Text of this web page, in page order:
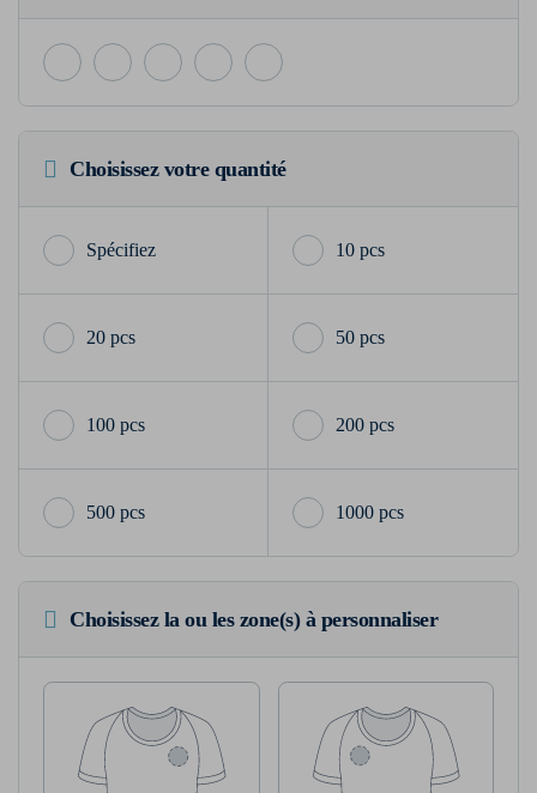
Choisissez votre quantité
10 pcs
20 pcs 50 pcs
100 pcs 200 pcs
500 pcs 1000 pcs
Choisissez la ou les zone(s) à personnaliser